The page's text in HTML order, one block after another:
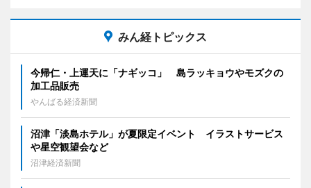
みん経トピックス
今帰仁・上運天に「ナギッコ」 島ラッキョウやモズクの
加工品販売
やんばる経済新聞
沼津「淡島ホテル」が夏限定イベント イラストサービス
や星空観望会など
沼津経済新聞